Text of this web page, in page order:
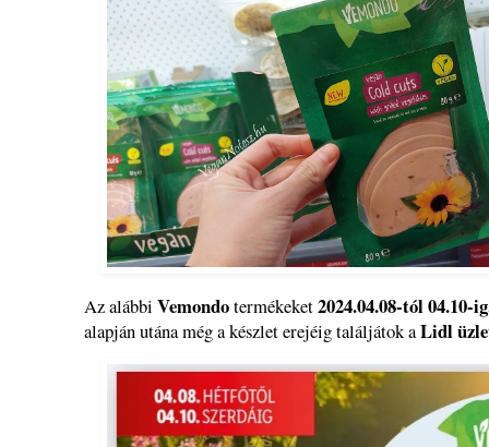
Az alábbi Vemondotermékeket2024.04.08-tól 04.10-
alapján utána még a készlet erejéig találjátok aLidl